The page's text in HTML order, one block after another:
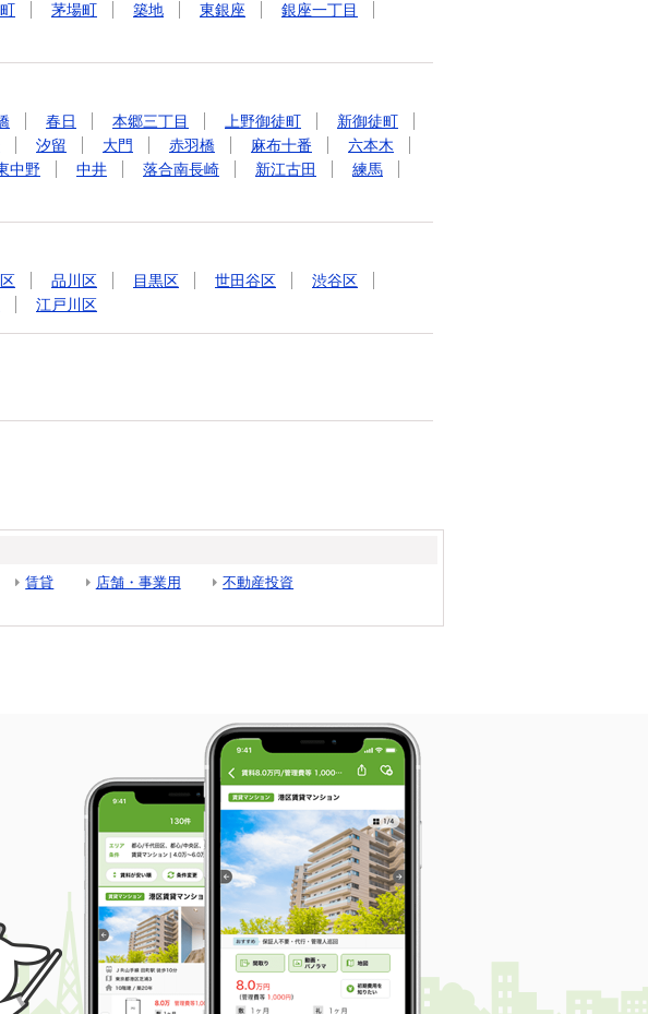
茅場町 築地 東銀座
銀座一丁目
春日 本郷三丁目 上野御徒町
新御徒町
汐留 大門 赤羽橋 麻布十番
六本木
中野 中井 落合南長崎 新江古田
練馬
品川区 目黒区 世田谷区
渋谷区
江戸川区
賃貸 店舗・事業用
不動産投資